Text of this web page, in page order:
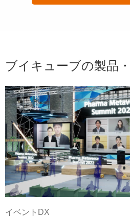
ブイキューブの製品
イベントDX